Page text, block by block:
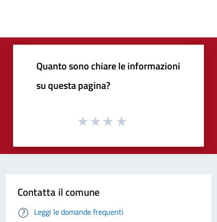
Quanto sono chiare le informazioni
su questa pagina?
Contatta il comune
Leggi le domande frequenti